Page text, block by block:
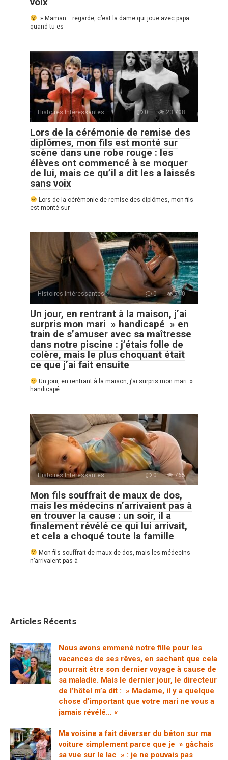
» Maman… regarde, c’est la dame qui joue avec papa
quand tu es
Histoires Intéressantes 0 23 708
Lors de la cérémonie de remise des
diplômes, mon fils est monté sur
scène dans une robe rouge : les
élèves ont commencé à se moquer
de lui, mais ce qu’il a dit les a laissés
sans voix
Lors de la cérémonie de remise des diplômes, mon fils
est monté sur
Histoires Intéressantes 0 710
Un jour, en rentrant à la maison, j’ai
surpris mon mari » handicapé » en
train de s’amuser avec sa maîtresse
dans notre piscine : j’étais folle de
colère, mais le plus choquant était
ce que j’ai fait ensuite
Un jour, en rentrant à la maison, j’ai surpris mon mari »
handicapé
Histoires Intéressantes 0 765
Mon fils souffrait de maux de dos,
mais les médecins n’arrivaient pas à
en trouver la cause : un soir, il a
finalement révélé ce qui lui arrivait,
et cela a choqué toute la famille
Mon fils souffrait de maux de dos, mais les médecins
n’arrivaient pas à
Articles Récents
Nous avons emmené notre fille pour les
vacances de ses rêves, en sachant que cela
pourrait être son dernier voyage à cause de
sa maladie. Mais le dernier jour, le directeur
de l’hôtel m’a dit : » Madame, il y a quelque
chose d’important que votre mari ne vous a
jamais révélé… «
Ma voisine a fait déverser du béton sur ma
voiture simplement parce que je » gâchais
sa vue sur le lac » : je ne pouvais pas